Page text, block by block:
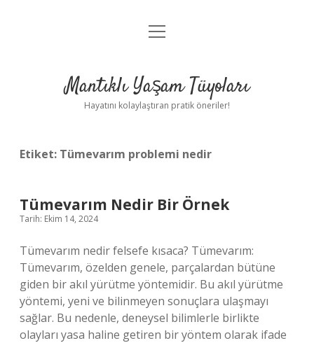
Anasayfa
Yasal Uyarı
menüyü
Mantıklı Yaşam Tüyoları
Hayatını kolaylaştıran pratik öneriler!
Etiket: Tümevarım problemi nedir
Tümevarım Nedir Bir Örnek
Tarih: Ekim 14, 2024
Tümevarım nedir felsefe kısaca? Tümevarım:
Tümevarım, özelden genele, parçalardan bütüne
giden bir akıl yürütme yöntemidir. Bu akıl yürütme
yöntemi, yeni ve bilinmeyen sonuçlara ulaşmayı
sağlar. Bu nedenle, deneysel bilimlerle birlikte
olayları yasa haline getiren bir yöntem olarak ifade